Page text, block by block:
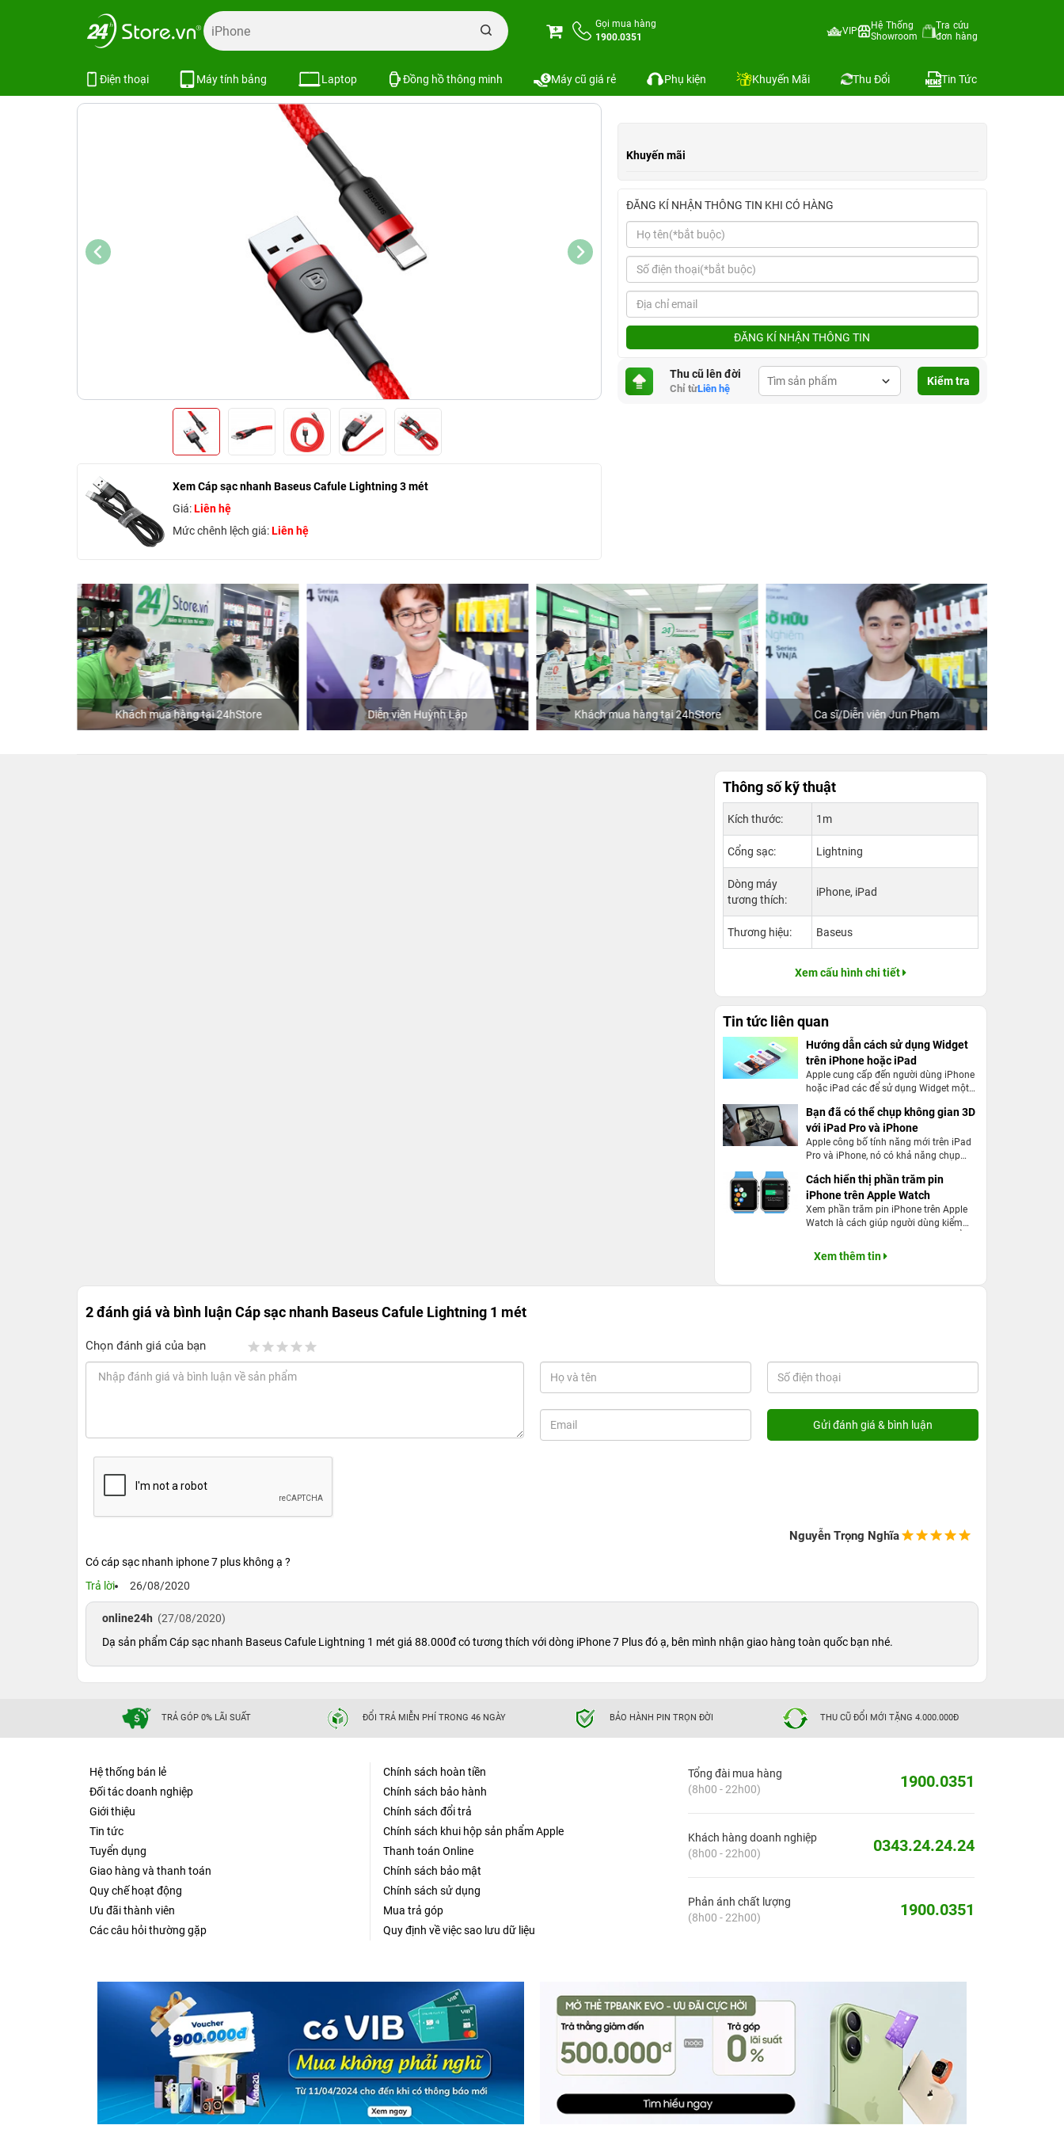
Gọi mua hàng
1900.0351
VIP
Hệ Thống
Showroom
Tra cứu
đơn hàng
Điện thoại Máy tính bảng Laptop Đồng hồ thông minh Máy cũ giá rẻ Phụ kiện Khuyến Mãi Thu Đổi Tin Tức
Trang chủ Cốc - Cáp Sạc
Xem Cáp sạc nhanh Baseus Cafule Lightning 3 mét
Giá:Liên hệ
Mức chênh lệch giá:Liên hệ
Khuyến mãi
ĐĂNG KÍ NHẬN THÔNG TIN KHI CÓ HÀNG
ĐĂNG KÍ NHẬN THÔNG TIN
Thu cũ lên đời
Chỉ từLiên hệ
Kiểm tra
Khách mua hàng tại 24hStore Diễn viên Huỳnh Lập Khách mua hàng tại 24hStore Ca sĩ/Diễn viên Jun Phạm
Thông số kỹ thuật
Kích thước: 1m
Cổng sạc: Lightning
Dòng máy
tương thích:
iPhone, iPad
Thương hiệu: Baseus
Xem cấu hình chi tiết
Tin tức liên quan
Hướng dẫn cách sử dụng Widget
trên iPhone hoặc iPad
Apple cung cấp đến người dùng iPhone
hoặc iPad các để sử dụng Widget một
Bạn đã có thể chụp không gian 3D
với iPad Pro và iPhone
Apple công bố tính năng mới trên iPad
Pro và iPhone, nó có khả năng chụp
đại
Cách hiển thị phần trăm pin
iPhone trên Apple Watch
Xem phần trăm pin iPhone trên Apple
Watch là cách giúp người dùng kiểm
hiển thị phần trăm pin iPhone trên
Apple Watch?
Xem thêm tin
2 đánh giá và bình luậnCáp sạc nhanh Baseus Cafule Lightning 1 mét
Chọn đánh giá của bạn
Nguyễn Trọng Nghĩa
Có cáp sạc nhanh iphone 7 plus không ạ ?
Trả lời
26/08/2020
online24h (27/08/2020)
Dạ sản phẩm Cáp sạc nhanh Baseus Cafule Lightning 1 mét giá 88.000đ có tương thích với dòng iPhone 7 Plus đó ạ, bên mình nhận giao hàng toàn quốc bạn nhé.
TRẢ GÓP 0% LÃI SUẤT ĐỔI TRẢ MIỄN PHÍ TRONG 46 NGÀY BẢO HÀNH PIN TRỌN ĐỜI THU CŨ ĐỔI MỚI TẶNG 4.000.000Đ
Hệ thống bán lẻ
Đối tác doanh nghiệp
Giới thiệu
Tin tức
Tuyển dụng
Giao hàng và thanh toán
Quy chế hoạt động
Ưu đãi thành viên
Các câu hỏi thường gặp
Chính sách hoàn tiền
Chính sách bảo hành
Chính sách đổi trả
Chính sách khui hộp sản phẩm Apple
Thanh toán Online
Chính sách bảo mật
Chính sách sử dụng
Mua trả góp
Quy định về việc sao lưu dữ liệu
Tổng đài mua hàng
(8h00 - 22h00)
1900.0351
Khách hàng doanh nghiệp
(8h00 - 22h00)
0343.24.24.24
Phản ánh chất lượng
(8h00 - 22h00)
1900.0351